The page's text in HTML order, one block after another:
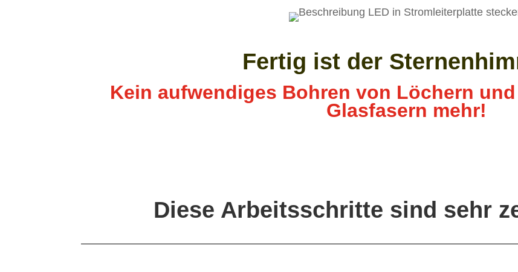
Fertig ist der
Kein aufwendiges Bohren von Löchern
Glasfasern mehr!
Diese Arbeitsschritte sind sehr